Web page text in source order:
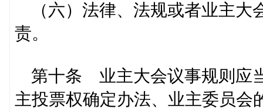
（六）法律、法规或者业主大
责。
第十条 业主大会议事规则应
主投票权确定办法、业主委员会